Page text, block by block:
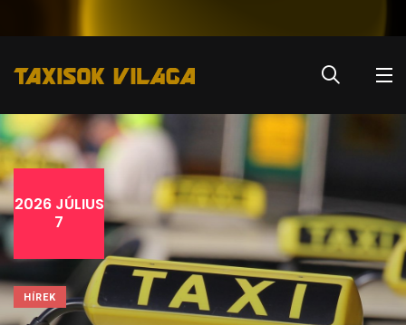
2026 JÚLIUS
7
HÍREK